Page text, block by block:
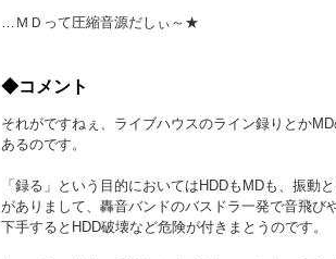
…ＭＤって圧縮音源だしぃ～★
◆コメント
それがですねぇ、ライブハウスのライン録りとか
あるのです。
「録る」という目的においてはHDDもMDも、振動
がありまして、轟音バンドのバスドラ一発で音飛びや
下手するとHDD破壊など危険が付きまとうのです。